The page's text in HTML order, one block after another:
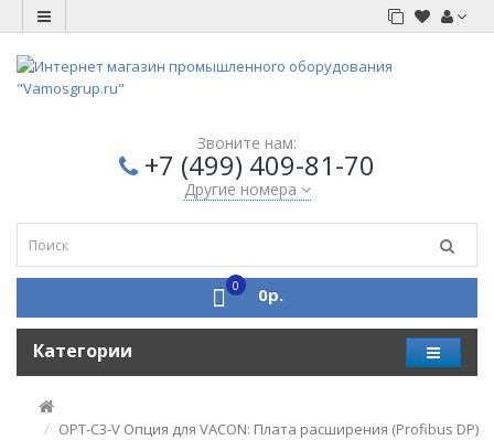
Звоните нам:
+7 (499) 409-81-70
Другие номера
0 0р.
Категории
OPT-C3-V Опция для VACON: Плата расширения (Profibus DP)